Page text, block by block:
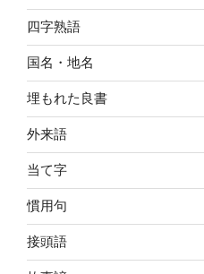
四字熟語
国名・地名
埋もれた良書
外来語
当て字
慣用句
接頭語